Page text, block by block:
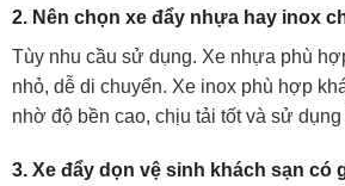
2. Nên chọn xe đẩy nhựa hay inox
Tùy nhu cầu sử dụng. Xe nhựa phù
nhỏ, dễ di chuyển. Xe inox phù hợp
nhờ độ bền cao, chịu tải tốt và sử dụng
3. Xe đẩy dọn vệ sinh khách sạn có